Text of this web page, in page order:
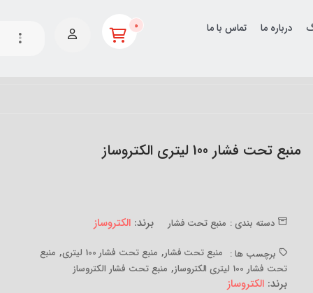
درباره ما تماس با ما 0
منبع تحت فشار 100 لیتری الکتروساز
دسته بندی : منبع تحت فشار برند: الکتروساز
برچسب ها : منبع تحت فشار, منبع تحت فشار 100 لیتری , منبع
تحت فشار 100 لیتری الکتروساز
, منبع تحت فشار الکتروساز
برند:الکتروساز